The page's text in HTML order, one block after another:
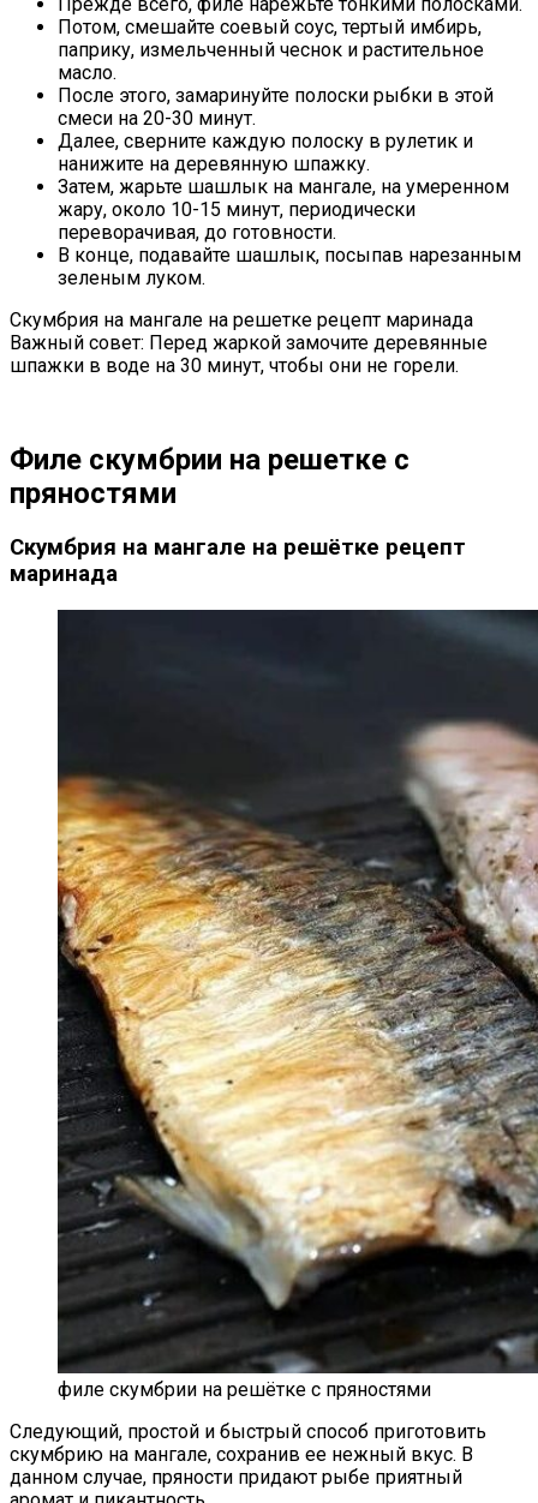
Потом, смешайте соевый соус, тертый имбирь,
паприку, измельченный чеснок и растительное
масло.
После этого, замаринуйте полоски рыбки в этой
смеси на 20-30 минут.
Далее, сверните каждую полоску в рулетик и
нанижите на деревянную шпажку.
Затем, жарьте шашлык на мангале, на умеренном
жару, около 10-15 минут, периодически
переворачивая, до готовности.
В конце, подавайте шашлык, посыпав нарезанным
зеленым луком.
Скумбрия на мангале на решетке рецепт маринада
Важный совет: Перед жаркой замочите деревянные
шпажки в воде на 30 минут, чтобы они не горели.
Филе скумбрии на решетке с
пряностями
Скумбрия на мангале на решётке рецепт
маринада
филе скумбрии на решётке с пряностями
Следующий, простой и быстрый способ приготовить
скумбрию на мангале, сохранив ее нежный вкус. В
данном случае, пряности придают рыбе приятный